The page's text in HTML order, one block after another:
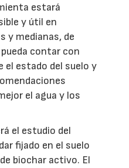
estará
y útil en
y medianas, de
contar con
el estado del suelo y
el agua y los
el estudio del
fijado en el suelo
biochar activo. El